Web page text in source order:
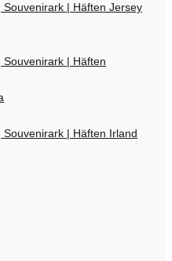
Souvenirark | Häften Jersey
Souvenirark | Häften
Souvenirark | Häften Irland